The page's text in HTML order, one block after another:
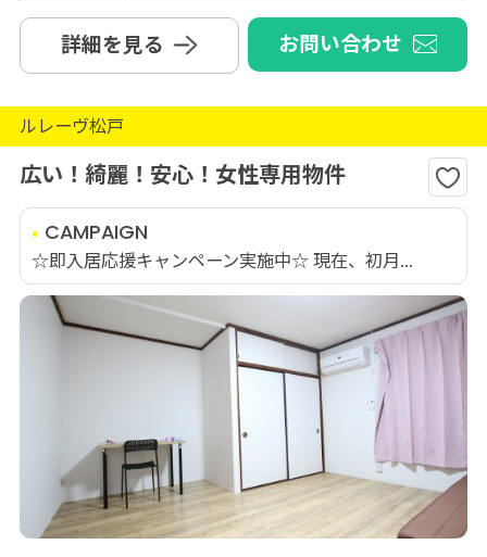
詳細を見る お問い合わせ
ルレーヴ松戸
広い！綺麗！安心！女性専用物件
CAMPAIGN
☆即入居応援キャンペーン実施中☆ 現在、初月...